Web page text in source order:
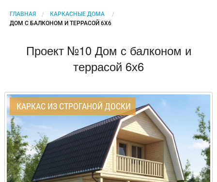
ГЛАВНАЯ
КАРКАСНЫЕ ДОМА
CURRENT:
ДОМ С БАЛКОНОМ И ТЕРРАСОЙ 6Х6
Проект №10 Дом с балконом и
террасой 6х6
КАРКАС ИЗ СТРОГАНОЙ ДОСКИ